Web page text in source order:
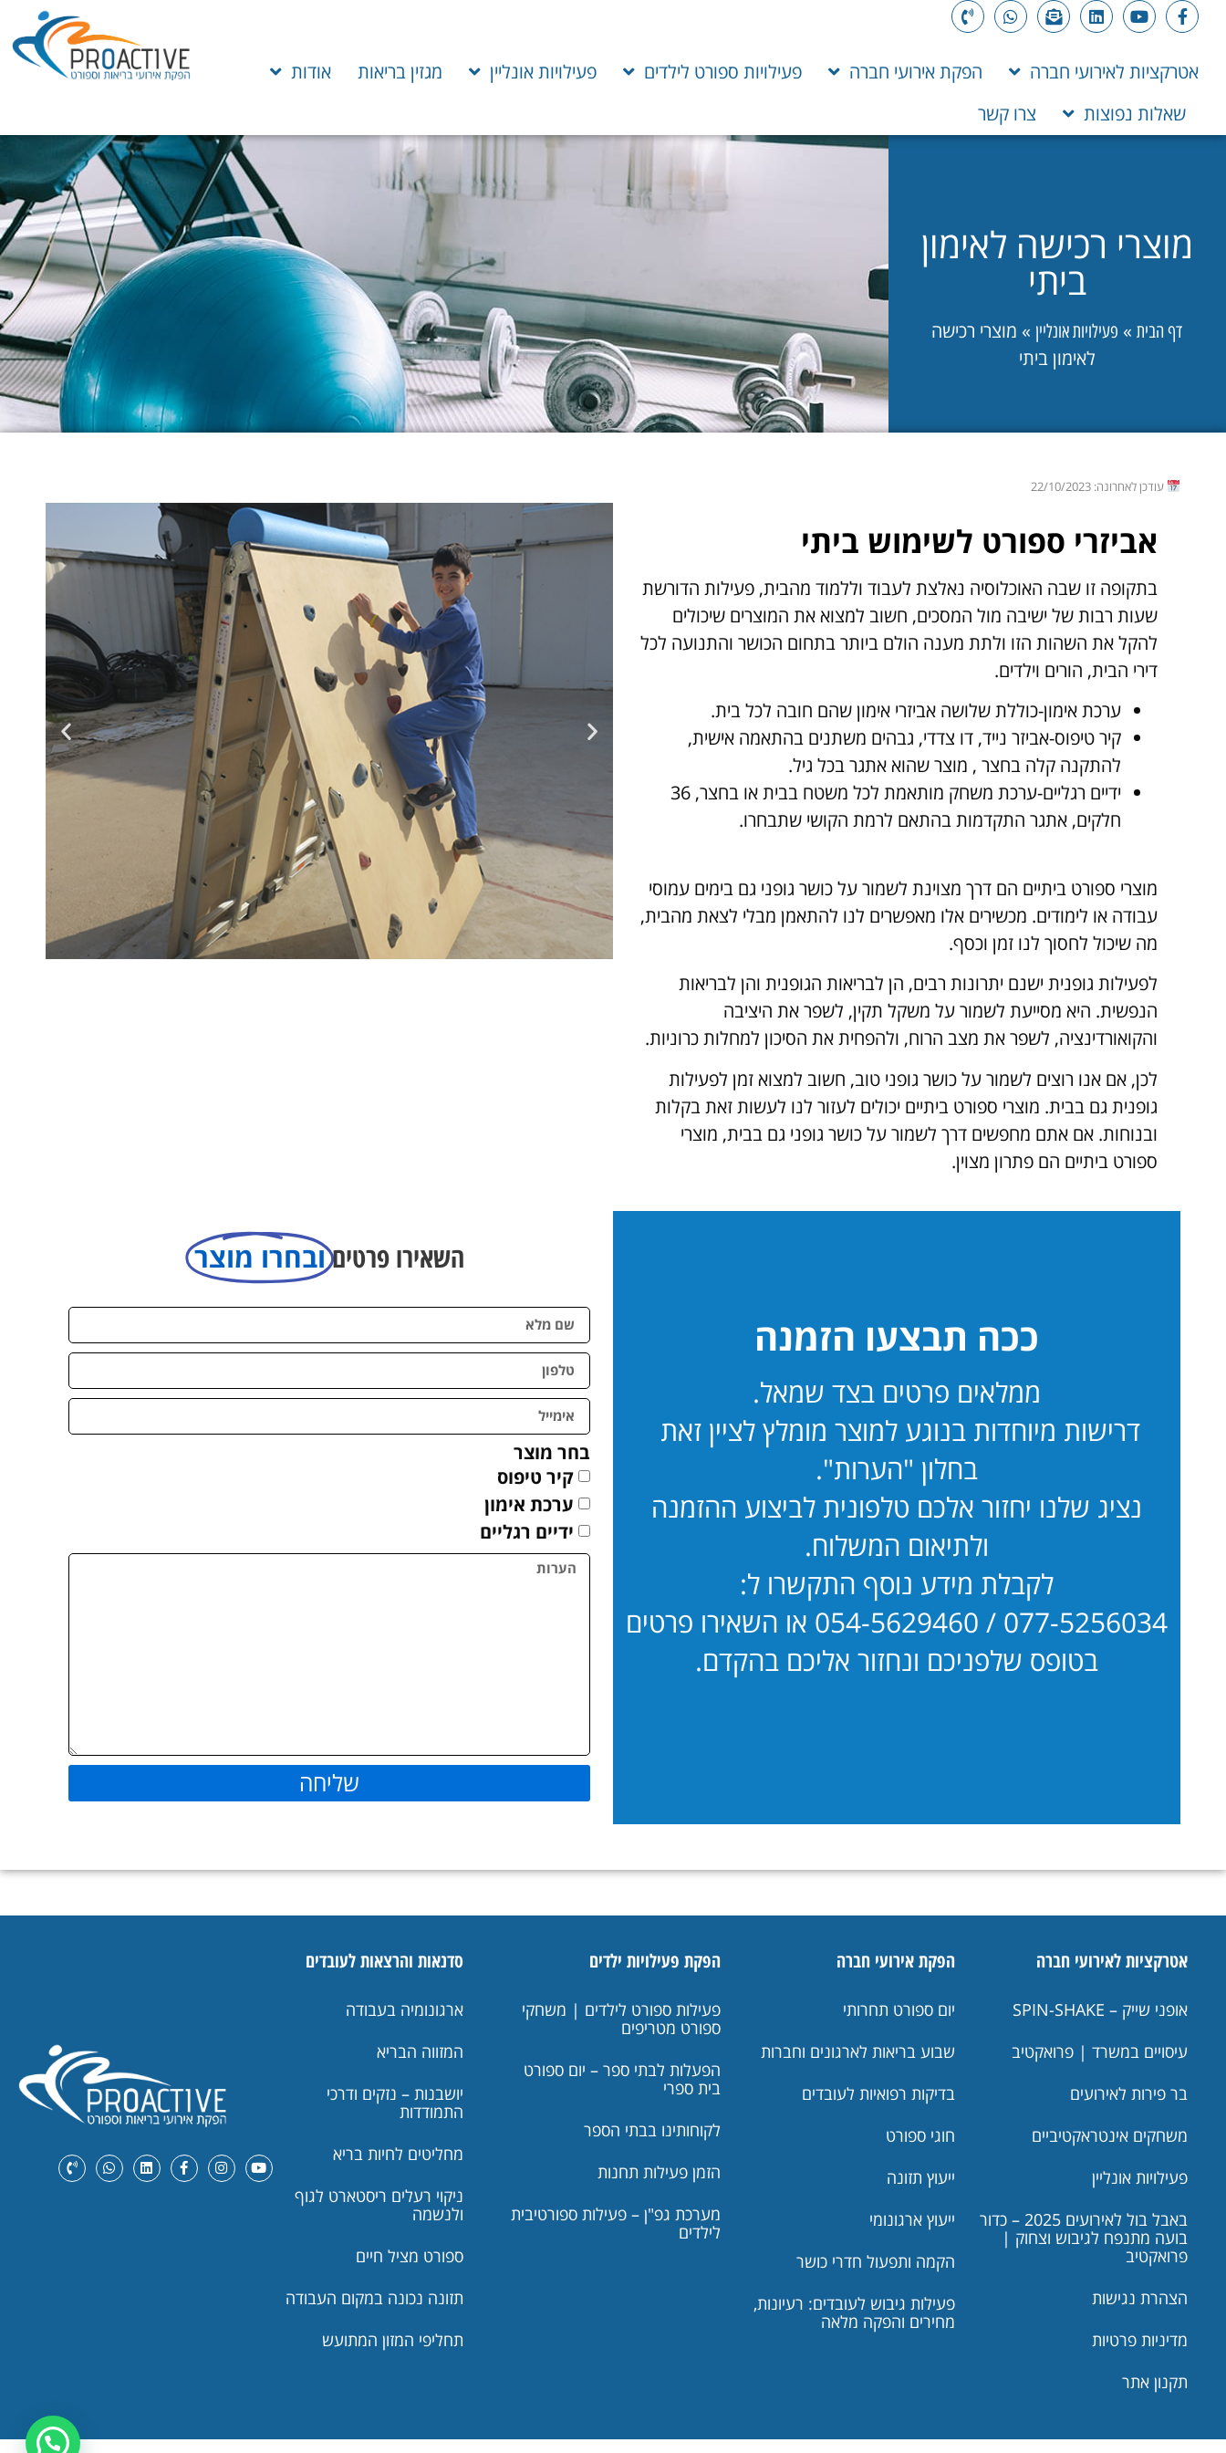
אטרקציות לאירועי חברה הפקת אירועי חברה פעילויות ספורט לילדים פעילויות אונליין מגזין בריאות
אודות
שאלות נפוצות
צרו קשר
מוצרי רכישה לאימון
ביתי
דף הבית» פעילויות אונליין » מוצרי רכישה
לאימון ביתי
עודכן לאחרונה: 22/10/2023
אביזרי ספורט לשימוש ביתי
בתקופה זו שבה האוכלוסיה נאלצת לעבוד וללמוד מהבית, פעילות הדורשת
שעות רבות של ישיבה מול המסכים, חשוב למצוא את המוצרים שיכולים
להקל את השהות הזו ולתת מענה הולם ביותר בתחום הכושר והתנועה לכל
דירי הבית, הורים וילדים.
ערכת אימון-כוללת שלושה אביזרי אימון שהם חובה לכל בית.
קיר טיפוס-אביזר נייד, דו צדדי, גבהים משתנים בהתאמה אישית,
להתקנה קלה בחצר , מוצר שהוא אתגר בכל גיל.
ידיים רגליים-ערכת משחק מותאמת לכל משטח בבית או בחצר, 36
חלקים, אתגר התקדמות בהתאם לרמת הקושי שתבחרו.
מוצרי ספורט ביתיים הם דרך מצוינת לשמור על כושר גופני גם בימים עמוסי
עבודה או לימודים. מכשירים אלו מאפשרים לנו להתאמן מבלי לצאת מהבית,
מה שיכול לחסוך לנו זמן וכסף.
לפעילות גופנית ישנם יתרונות רבים, הן לבריאות הגופנית והן לבריאות
הנפשית. היא מסייעת לשמור על משקל תקין, לשפר את היציבה
והקואורדינציה, לשפר את מצב הרוח, ולהפחית את הסיכון למחלות כרוניות.
לכן, אם אנו רוצים לשמור על כושר גופני טוב, חשוב למצוא זמן לפעילות
גופנית גם בבית. מוצרי ספורט ביתיים יכולים לעזור לנו לעשות זאת בקלות
ובנוחות. אם אתם מחפשים דרך לשמור על כושר גופני גם בבית, מוצרי
ספורט ביתיים הם פתרון מצוין.
ככה תבצעו הזמנה
ממלאים פרטים בצד שמאל.
דרישות מיוחדות בנוגע למוצר מומלץ לציין זאת
בחלון "הערות".
נציג שלנו יחזור אלכם טלפונית לביצוע ההזמנה
ולתיאום המשלוח.
לקבלת מידע נוסף התקשרו ל:
077-5256034 / 054-5629460 או השאירו פרטים
בטופס שלפניכם ונחזור אליכם בהקדם.
השאירו פרטיםובחרו מוצר
בחר מוצר
קיר טיפוס
ערכת אימון
ידיים רגליים
שליחה
אטרקציות לאירועי חברה
אופני שייק – SPIN-SHAKE
עיסויים במשרד | פרואקטיב
בר פירות לאירועים
משחקים אינטראקטיביים
פעילויות אונליין
באבל בול לאירועים 2025 – כדור
בועה מתנפח לגיבוש וצחוק |
פרואקטיב
הצהרת נגישות
מדיניות פרטיות
תקנון אתר
הפקת אירועי חברה
יום ספורט תחרותי
שבוע בריאות לארגונים וחברות
בדיקות רפואיות לעובדים
חוגי ספורט
ייעוץ תזונה
ייעוץ ארגונומי
הקמה ותפעול חדרי כושר
פעילות גיבוש לעובדים: רעיונות,
מחירים והפקה מלאה
הפקת פעילויות ילדים
פעילות ספורט לילדים | משחקי
ספורט מטריפים
הפעלות לבתי ספר – יום ספורט
בית ספרי
לקוחותינו בבתי הספר
הזמן פעילות תחנות
מערכת גפ"ן – פעילות ספורטיבית
לילדים
סדנאות והרצאות לעובדים
ארגונומיה בעבודה
המזווה הבריא
יושבנות – נזקים ודרכי
התמודדות
מחליטים לחיות בריא
ניקוי רעלים ריסטארט לגוף
ולנשמה
ספורט מציל חיים
תזונה נכונה במקום העבודה
תחליפי המזון המתועש